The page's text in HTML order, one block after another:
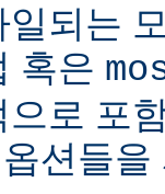
되는
혹은
로 포
션들을